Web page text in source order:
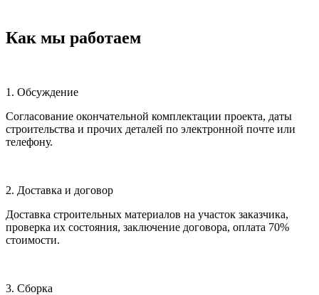
Как мы работаем
1. Обсуждение
Согласование окончательной комплектации проекта, даты
строительства и прочих деталей по электронной почте или
телефону.
2. Доставка и договор
Доставка строительных материалов на участок заказчика,
проверка их состояния, заключение договора, оплата 70%
стоимости.
3. Сборка